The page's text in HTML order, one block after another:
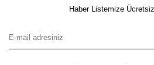
Haber Listemize